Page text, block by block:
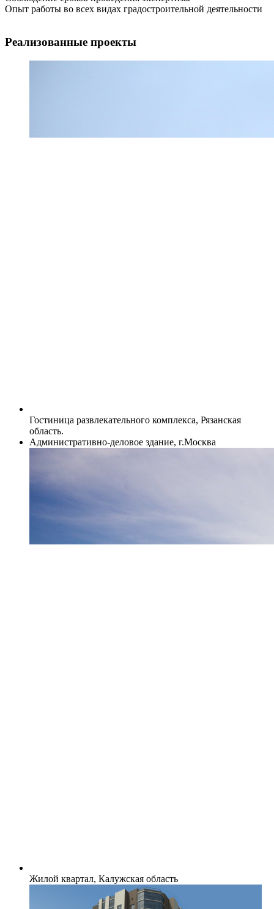
Опыт работы во всех видах градостроительной деятельности
Реализованные проекты
Гостиница развлекательного комплекса, Рязанская
область.
Административно-деловое здание, г.Москва
Жилой квартал, Калужская область